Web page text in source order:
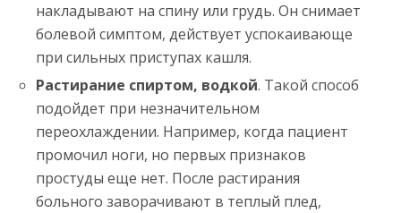
накладывают на спину или грудь. Он снимает
болевой симптом, действует успокаивающе
при сильных приступах кашля.
Растирание спиртом, водкой. Такой способ
подойдет при незначительном
переохлаждении. Например, когда пациент
промочил ноги, но первых признаков
простуды еще нет. После растирания
больного заворачивают в теплый плед,